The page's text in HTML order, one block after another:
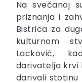
Na svečanoj
priznanja i
Bistrica za
kulturnom
Lacković,
darivatelja krvi
darivali stotinu